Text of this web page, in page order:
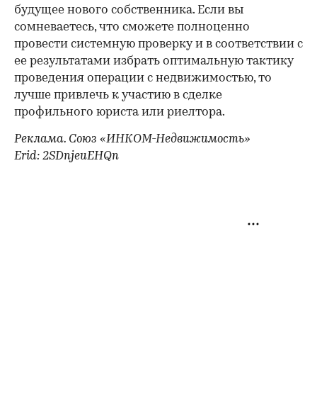
будущее нового собственника. Если вы
сомневаетесь, что сможете полноценно
провести системную проверку и в соответствии с
ее результатами избрать оптимальную тактику
проведения операции с недвижимостью, то
лучше привлечь к участию в сделке
профильного юриста или риелтора.
Реклама. Союз «ИНКОМ-Недвижимость»
Erid: 2SDnjeuEHQn